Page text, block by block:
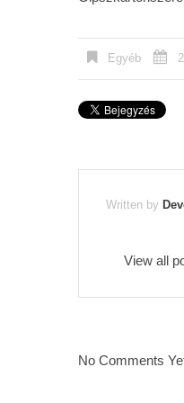
Egyéb
Written by
View all
No Comments